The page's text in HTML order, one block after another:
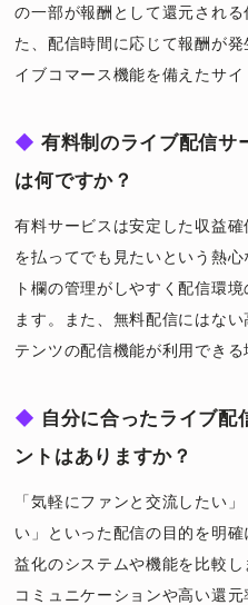
の一部が報酬として還元され
た、配信時間に応じて報酬が
イブコマース機能を備えたサイ
有料制のライブ配信サ
は何ですか？
有料サービスは安定した収益
を払ってでも見たいという熱
ト欄の管理がしやすく配信環
ます。また、無料配信にはな
テンツの配信機能が利用できる
自分に合ったライブ配
ントはありますか？
「気軽にファンと交流したい
い」といった配信の目的を明
益化のシステムや機能を比較
コミュニケーションや高い還